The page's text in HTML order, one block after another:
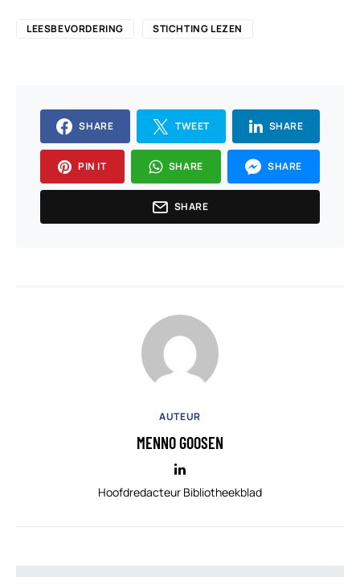
LEESBEVORDERING STICHTING LEZEN
SHARE TWEET SHARE
PIN IT SHARE SHARE
SHARE
AUTEUR
MENNO GOOSEN
Hoofdredacteur Bibliotheekblad